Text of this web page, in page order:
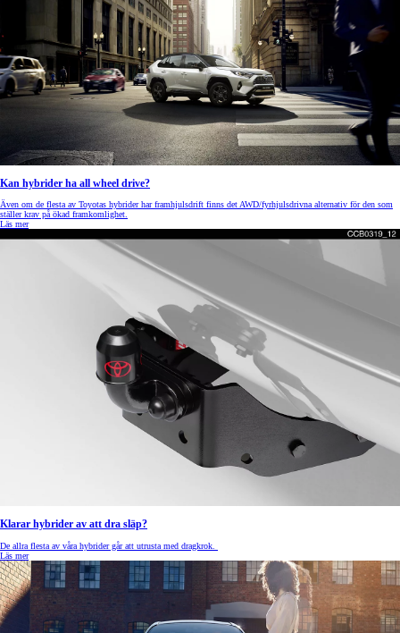
Kan hybrider ha all wheel drive?
Även om de flesta av Toyotas hybrider har framhjulsdrift finns det AWD/fyrhjulsdrivna alternativ för den som
ställer krav på ökad framkomlighet.
Läs mer
Klarar hybrider av att dra släp?
De allra flesta av våra hybrider går att utrusta med dragkrok.
Läs mer